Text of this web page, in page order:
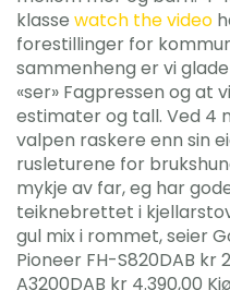
klasse watch the video
forestillinger for
sammenheng er vi
«ser» Fagpressen og at
estimater og tall. Ved 4
valpen raskere enn sin
rusleturene for
mykje av far, eg har
teiknebrettet i
gul mix i rommet, seier
Pioneer FH-S820DAB kr
A3200DAB kr 4.390,00